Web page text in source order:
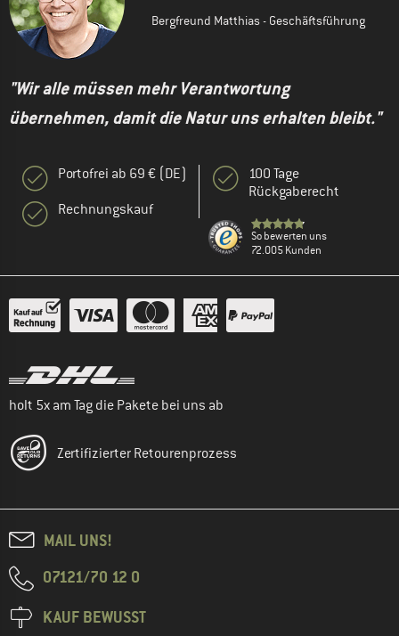
Bergfreund Matthias - Geschäftsführung
"Wir alle müssen mehr Verantwortung
übernehmen, damit die Natur uns erhalten bleibt."
Portofrei ab 69 € (DE)
Rechnungskauf
100 Tage
Rückgaberecht
So bewerten uns
72.005 Kunden
holt 5x am Tag die Pakete bei uns ab
Zertifizierter Retourenprozess
MAIL UNS!
07121/70 12 0
KAUF BEWUSST